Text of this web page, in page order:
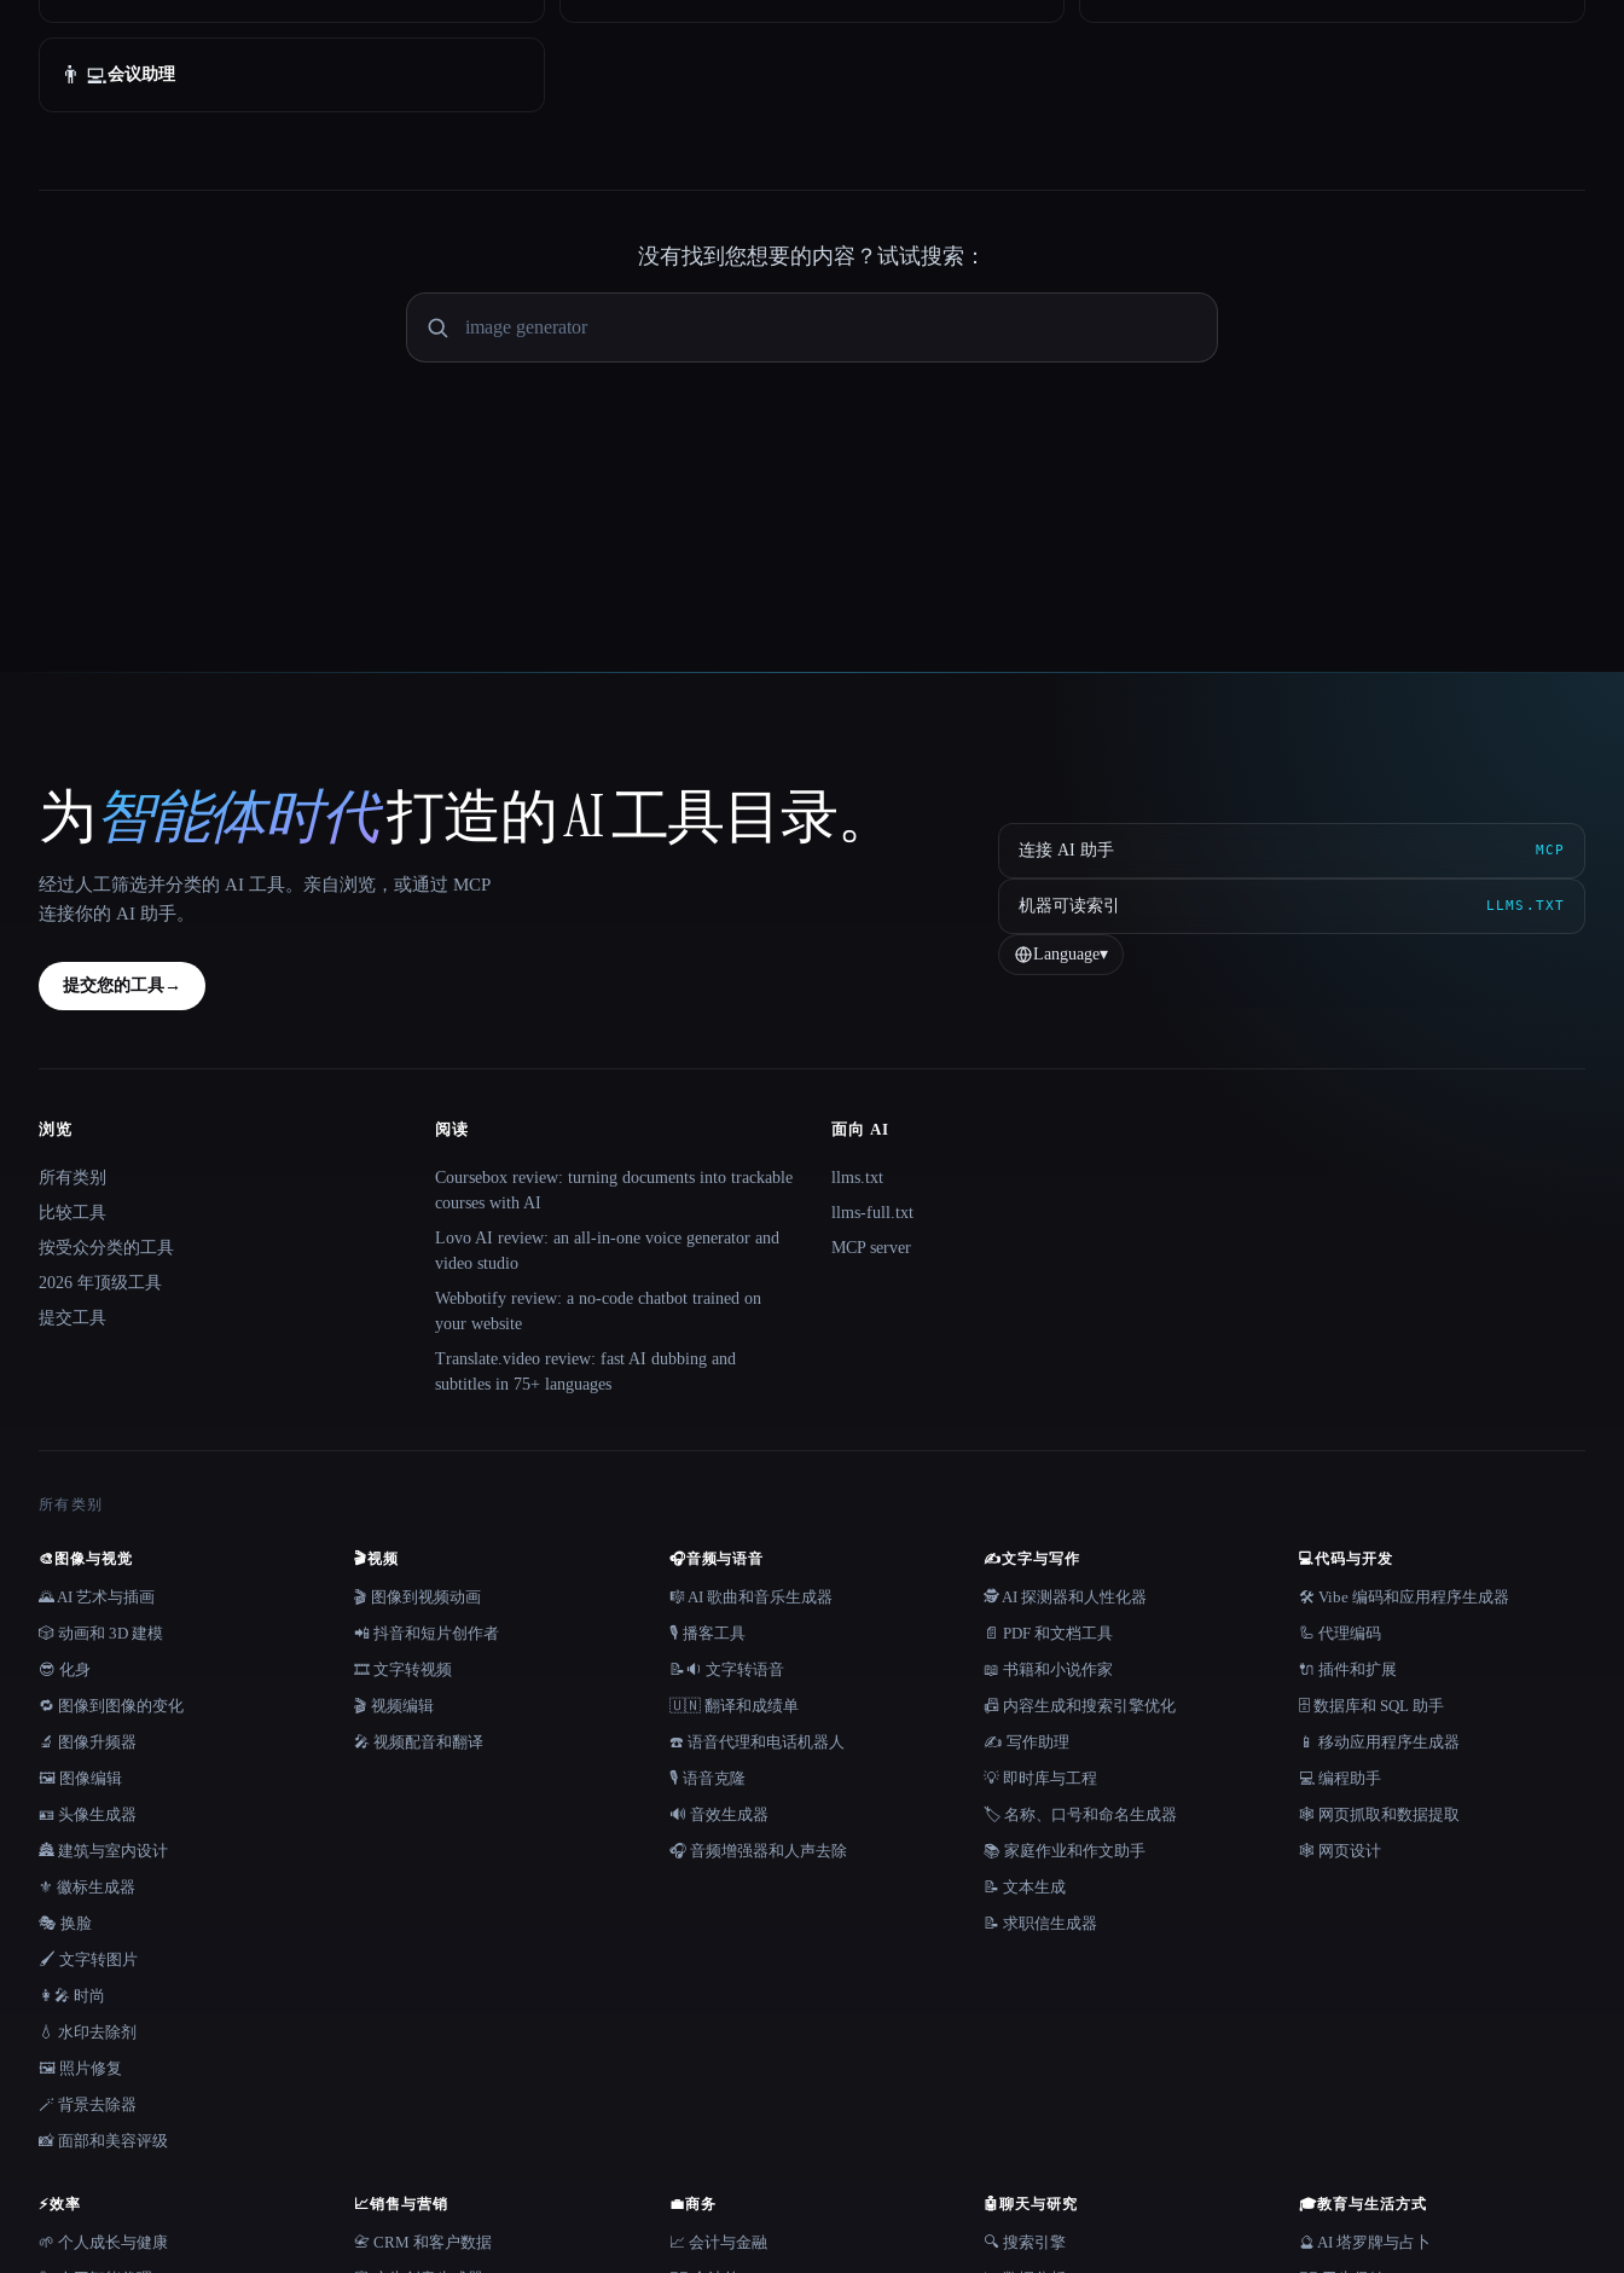
👨‍💻会议助理
没有找到您想要的内容？试试搜索：
That AI Collection
为智能体时代打造的 AI 工具目录。
经过人工筛选并分类的 AI 工具。亲自浏览，或通过 MCP
连接你的 AI 助手。
提交您的工具→
连接 AI 助手 MCP
机器可读索引 LLMS.TXT
Language▾
Site navigation
浏览
所有类别
比较工具
按受众分类的工具
2026 年顶级工具
提交工具
阅读
Coursebox review: turning documents into trackable
courses with AI
Lovo AI review: an all-in-one voice generator and
video studio
Webbotify review: a no-code chatbot trained on
your website
Translate.video review: fast AI dubbing and
subtitles in 75+ languages
面向 AI
llms.txt
llms-full.txt
MCP server
所有类别
🎨 图像与视觉
🌄 AI 艺术与插画
🎲 动画和 3D 建模
😎 化身
🔁 图像到图像的变化
🔬 图像升频器
🖼️ 图像编辑
🪪 头像生成器
🏯 建筑与室内设计
⚜️ 徽标生成器
🎭 换脸
🖌️ 文字转图片
👩‍🎤 时尚
💧 水印去除剂
🖼️ 照片修复
🪄 背景去除器
📸 面部和美容评级
🎬视频
🎬 图像到视频动画
📲 抖音和短片创作者
🎞️ 文字转视频
🎬 视频编辑
🎤 视频配音和翻译
🎧音频与语音
🎼 AI 歌曲和音乐生成器
🎙️ 播客工具
📝🔉 文字转语音
🇺🇳 翻译和成绩单
☎️ 语音代理和电话机器人
🎙️ 语音克隆
🔊 音效生成器
🎧 音频增强器和人声去除
✍️文字与写作
🕵️ AI 探测器和人性化器
📄 PDF 和文档工具
📖 书籍和小说作家
📠 内容生成和搜索引擎优化
✍️ 写作助理
💡 即时库与工程
🏷️ 名称、口号和命名生成器
📚 家庭作业和作文助手
📝 文本生成
📝 求职信生成器
💻代码与开发
🛠️ Vibe 编码和应用程序生成器
🦾 代理编码
🔌 插件和扩展
🗄️ 数据库和 SQL 助手
📱 移动应用程序生成器
💻 编程助手
🕸️ 网页抓取和数据提取
🕸 网页设计
⚡效率
🌱 个人成长与健康
📈销售与营销
📇 CRM 和客户数据
💼商务
📈 会计与金融
🤖聊天与研究
🔍 搜索引擎
🎓教育与生活方式
🔮 AI 塔罗牌与占卜